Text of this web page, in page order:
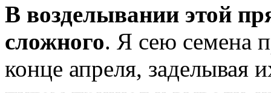
В возделывании этой
сложного. Я сею семена
конце апреля,